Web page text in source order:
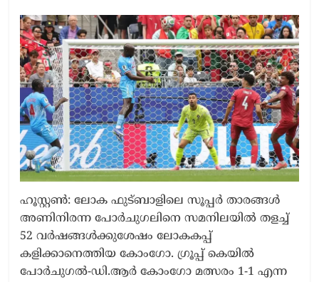
ഹൂസ്റ്റൺ: ലോക ഫുട്ബാളിലെ സൂപ്പർ താരങ്ങൾ
അണിനിരന്ന പോർചുഗലിനെ സമനിലയിൽ തളച്ച്
52 വർഷങ്ങൾക്കുശേഷം ലോകകപ്പ്
കളിക്കാനെത്തിയ കോംഗോ. ഗ്രൂപ്പ് കെയിൽ
പോർചുഗൽ-ഡി.ആർ കോംഗോ മത്സരം 1-1 എന്ന